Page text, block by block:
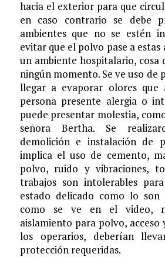
hacia el exterior para que
en caso contrario se debe
ambientes que no se estén
evitar que el polvo pase a estas
un ambiente hospitalario, cosa
ningún momento. Se ve uso de
llegar a evaporar olores que
persona presente alergia o
puede presentar molestia,
señora Bertha. Se
demolición e instalación de
implica el uso de cemento,
polvo, ruido y vibraciones,
trabajos son intolerables
estado delicado como lo
como se ve en el video,
aislamiento para polvo, acceso
los operarios, deberían
protección requeridas.